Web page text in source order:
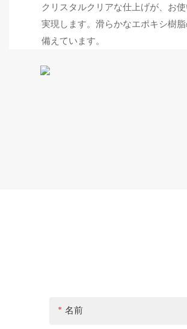
クリスタルクリアな仕上げが、お
実現します。滑らかなエポキシ樹
備えています。
名前